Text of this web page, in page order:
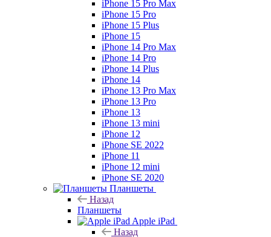
iPhone 15 Pro Max
iPhone 15 Pro
iPhone 15 Plus
iPhone 15
iPhone 14 Pro Max
iPhone 14 Pro
iPhone 14 Plus
iPhone 14
iPhone 13 Pro Max
iPhone 13 Pro
iPhone 13
iPhone 13 mini
iPhone 12
iPhone SE 2022
iPhone 11
iPhone 12 mini
iPhone SE 2020
Планшеты
Назад
Планшеты
Apple iPad
Назад